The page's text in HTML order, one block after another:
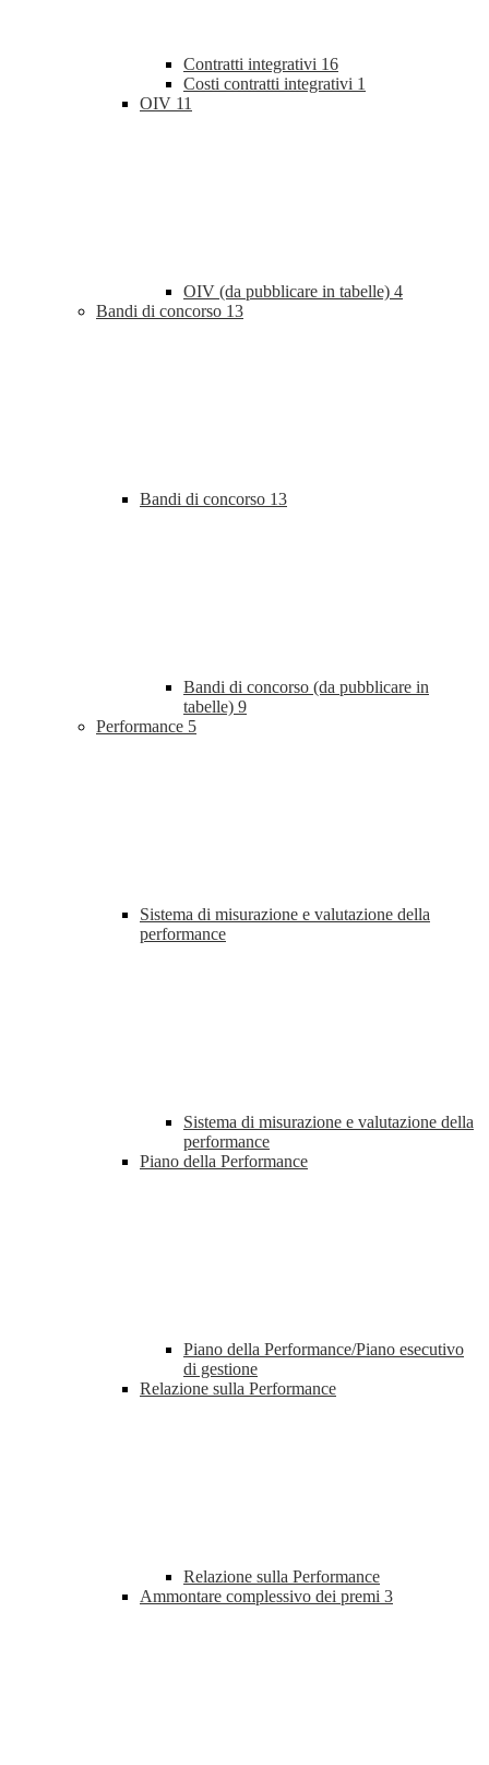
Contratti integrativi 16
Costi contratti integrativi 1
OIV 11
OIV (da pubblicare in tabelle) 4
Bandi di concorso 13
Bandi di concorso 13
Bandi di concorso (da pubblicare in
tabelle) 9
Performance 5
Sistema di misurazione e valutazione della
performance
Sistema di misurazione e valutazione della
performance
Piano della Performance
Piano della Performance/Piano esecutivo
di gestione
Relazione sulla Performance
Relazione sulla Performance
Ammontare complessivo dei premi 3